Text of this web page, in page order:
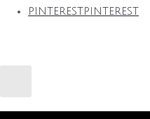
PINTERESTPINTEREST